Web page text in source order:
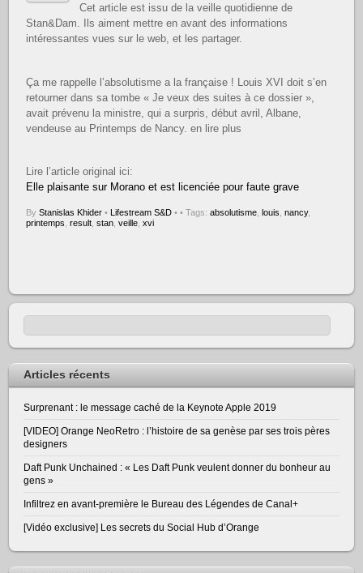
Cet article est issu de la veille quotidienne de
Stan&Dam. Ils aiment mettre en avant des informations
intéressantes vues sur le web, et les partager.
Ça me rappelle l’absolutisme a la française ! Louis XVI doit s’en
retourner dans sa tombe « Je veux des suites à ce dossier »,
avait prévenu la ministre, qui a surpris, début avril, Albane,
vendeuse au Printemps de Nancy. en lire plus
Lire l’article original ici:
Elle plaisante sur Morano et est licenciée pour faute grave
ByStanislas Khider • Lifestream S&D • • Tags:absolutisme ,louis ,nancy,
printemps ,result ,stan ,veille ,xvi
Articles récents
Surprenant : le message caché de la Keynote Apple 2019
[VIDEO] Orange NeoRetro : l’histoire de sa genèse par ses trois pères
designers
Daft Punk Unchained : « Les Daft Punk veulent donner du bonheur au
gens »
Infiltrez en avant-première le Bureau des Légendes de Canal+
[Vidéo exclusive] Les secrets du Social Hub d’Orange